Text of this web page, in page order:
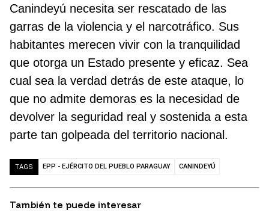
Canindeyú necesita ser rescatado de las
garras de la violencia y el narcotráfico. Sus
habitantes merecen vivir con la tranquilidad
que otorga un Estado presente y eficaz. Sea
cual sea la verdad detrás de este ataque, lo
que no admite demoras es la necesidad de
devolver la seguridad real y sostenida a esta
parte tan golpeada del territorio nacional.
TAGS EPP - EJÉRCITO DEL PUEBLO PARAGUAY CANINDEYÚ
También te puede interesar